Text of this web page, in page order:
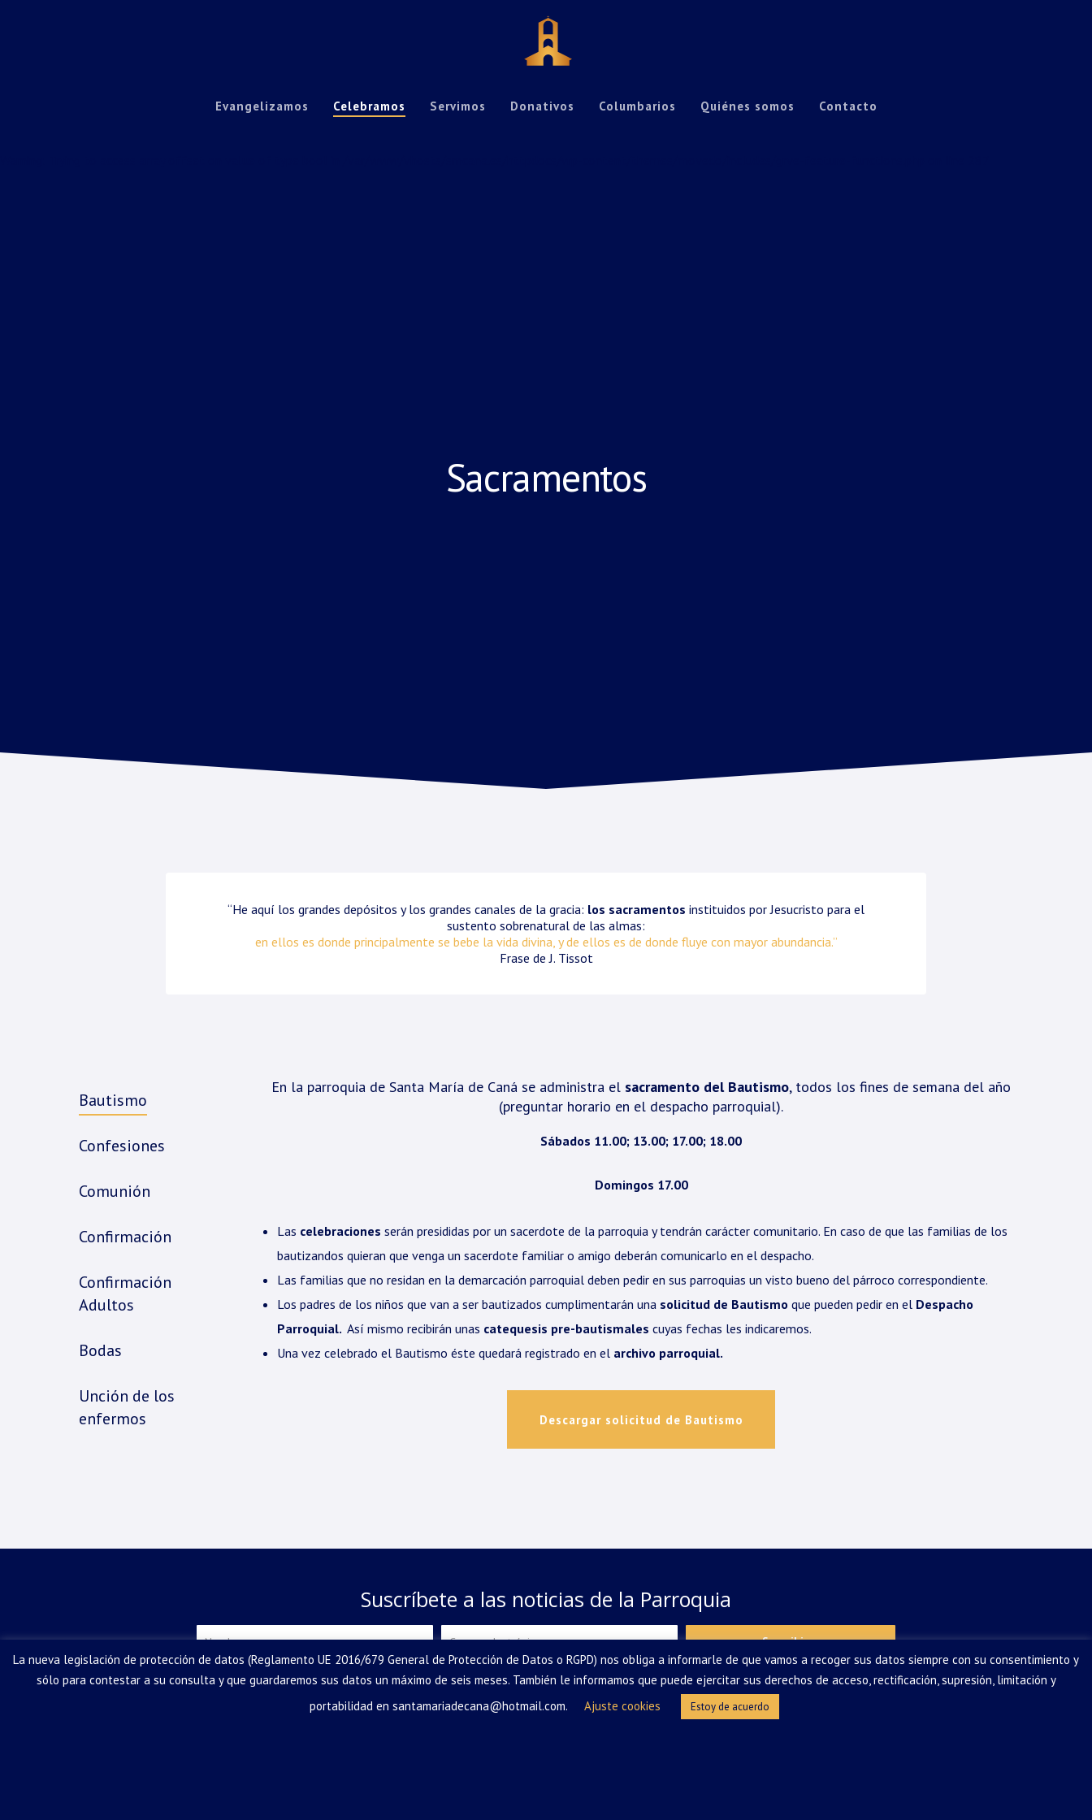
Evangelizamos Celebramos Servimos Donativos Columbarios Quiénes somos Contacto
Sacramentos
“He aquí los grandes depósitos y los grandes canales de la gracia: los sacramentos instituidos por Jesucristo para el
sustento sobrenatural de las almas:
en ellos es donde principalmente se bebe la vida divina, y de ellos es de donde fluye con mayor abundancia.”
Frase de J. Tissot
Bautismo
Confesiones
Comunión
Confirmación
Confirmación
Adultos
Bodas
Unción de los
enfermos
En la parroquia de Santa María de Caná se administra el sacramento del Bautismo, todos los fines de semana del año
(preguntar horario en el despacho parroquial).
Sábados 11.00; 13.00; 17.00; 18.00
Domingos 17.00
Las celebraciones serán presididas por un sacerdote de la parroquia y tendrán carácter comunitario. En caso de que las familias de los
bautizandos quieran que venga un sacerdote familiar o amigo deberán comunicarlo en el despacho.
Las familias que no residan en la demarcación parroquial deben pedir en sus parroquias un visto bueno del párroco correspondiente.
Los padres de los niños que van a ser bautizados cumplimentarán una solicitud de Bautismo que pueden pedir en el Despacho
Parroquial. Así mismo recibirán unas catequesis pre-bautismales cuyas fechas les indicaremos.
Una vez celebrado el Bautismo éste quedará registrado en el archivo parroquial.
Descargar solicitud de Bautismo
Suscríbete a las noticias de la Parroquia
Suscribirse
Tus datos personales serán tratados por Parroquia Santa María de Caná (CIF: R7800999), en su condición de Responsable de Tratamiento, para dar
curso a tu solicitud. Podrás ejercer tus derechos sobre ellos dirigiendo una petición asantamariadecana@hotmail.com.
La nueva legislación de protección de datos (Reglamento UE 2016/679 General de Protección de Datos o RGPD) nos obliga a informarle de que vamos a recoger sus datos siempre con su consentimiento y
sólo para contestar a su consulta y que guardaremos sus datos un máximo de seis meses. También le informamos que puede ejercitar sus derechos de acceso, rectificación, supresión, limitación y
portabilidad en santamariadecana@hotmail.com.
Ajuste cookies Estoy de acuerdo